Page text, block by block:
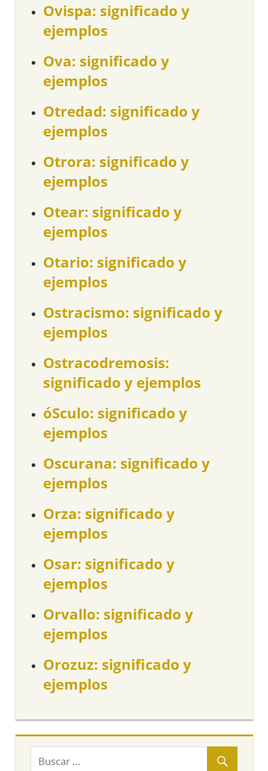
Ovispa: significado y
ejemplos
Ova: significado y
ejemplos
Otredad: significado y
ejemplos
Otrora: significado y
ejemplos
Otear: significado y
ejemplos
Otario: significado y
ejemplos
Ostracismo: significado y
ejemplos
Ostracodremosis:
significado y ejemplos
óSculo: significado y
ejemplos
Oscurana: significado y
ejemplos
Orza: significado y
ejemplos
Osar: significado y
ejemplos
Orvallo: significado y
ejemplos
Orozuz: significado y
ejemplos